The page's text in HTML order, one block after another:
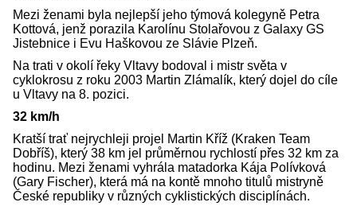
Mezi ženami byla nejlepší jeho týmová kolegyně Petra
Kottová, jenž porazila Karolínu Stolařovou z Galaxy GS
Jistebnice i Evu Haškovou ze Slávie Plzeň.
Na trati v okolí řeky Vltavy bodoval i mistr světa v
cyklokrosu z roku 2003 Martin Zlámalík, který dojel do cíle
u Vltavy na 8. pozici.
32 km/h
Kratší trať nejrychleji projel Martin Kříž (Kraken Team
Dobříš), který 38 km jel průměrnou rychlostí přes 32 km za
hodinu. Mezi ženami vyhrála matadorka Kája Polívková
(Gary Fischer), která má na kontě mnoho titulů mistryně
České republiky v různých cyklistických disciplínách.